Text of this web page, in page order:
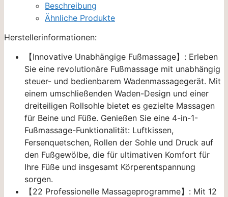
Beschreibung
Ähnliche Produkte
Herstellerinformationen:
【Innovative Unabhängige Fußmassage】: Erleben
Sie eine revolutionäre Fußmassage mit unabhängig
steuer- und bedienbarem Wadenmassagegerät. Mit
einem umschließenden Waden-Design und einer
dreiteiligen Rollsohle bietet es gezielte Massagen
für Beine und Füße. Genießen Sie eine 4-in-1-
Fußmassage-Funktionalität: Luftkissen,
Fersenquetschen, Rollen der Sohle und Druck auf
den Fußgewölbe, die für ultimativen Komfort für
Ihre Füße und insgesamt Körperentspannung
sorgen.
【22 Professionelle Massageprogramme】: Mit 12